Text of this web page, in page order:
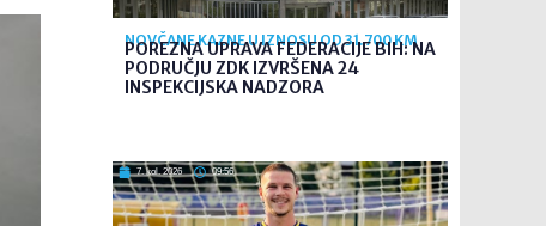
NOVČANE KAZNE U IZNOSU OD 31.700 KM
POREZNA UPRAVA FEDERACIJE BIH: NA
PODRUČJU ZDK IZVRŠENA 24
INSPEKCIJSKA NADZORA
7. kol. 2026 09:56